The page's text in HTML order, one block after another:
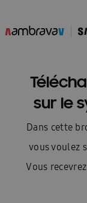
sur le
Dans cette
vous voulez
Vous